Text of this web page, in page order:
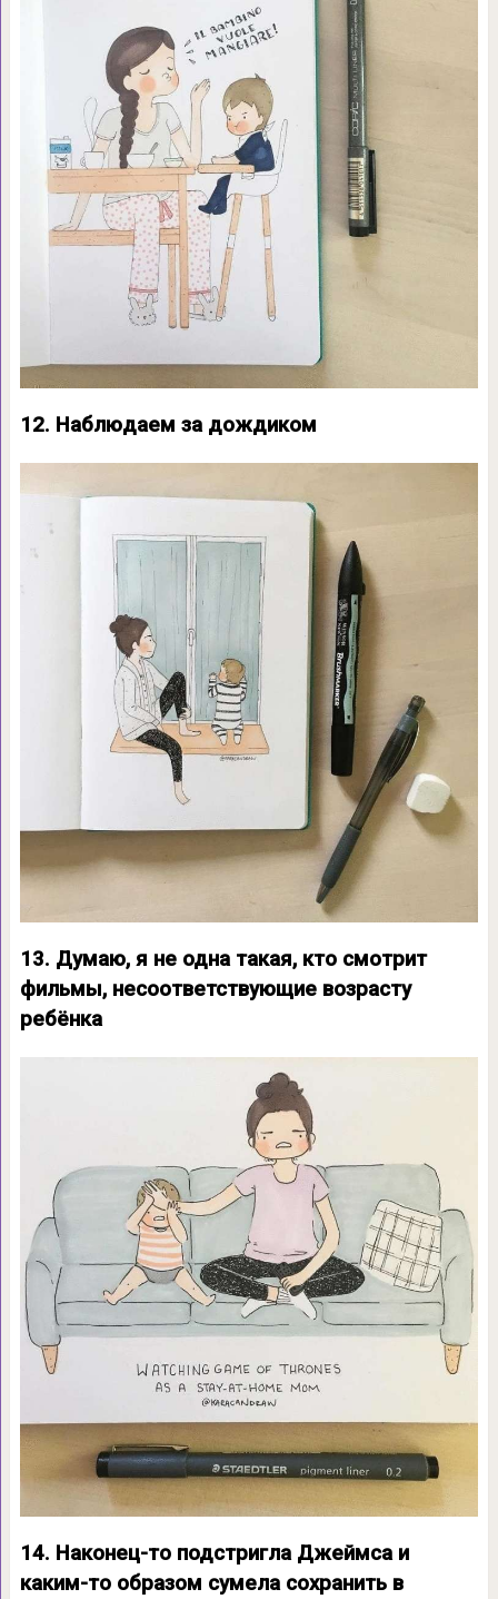
12. Наблюдаем за дождиком
13. Думаю, я не одна такая, кто смотрит
фильмы, несоответствующие возрасту
ребёнка
14. Наконец-то подстригла Джеймса и
каким-то образом сумела сохранить в